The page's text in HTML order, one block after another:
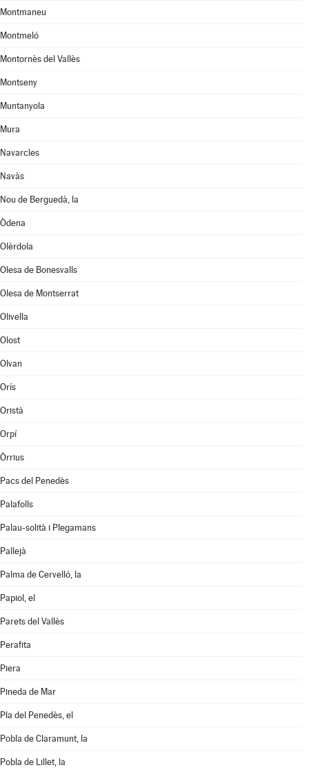
Montmaneu
Montmeló
Montornès del Vallès
Montseny
Muntanyola
Mura
Navarcles
Navàs
Nou de Berguedà, la
Òdena
Olèrdola
Olesa de Bonesvalls
Olesa de Montserrat
Olivella
Olost
Olvan
Orís
Oristà
Orpí
Òrrius
Pacs del Penedès
Palafolls
Palau-solità i Plegamans
Pallejà
Palma de Cervelló, la
Papiol, el
Parets del Vallès
Perafita
Piera
Pineda de Mar
Pla del Penedès, el
Pobla de Claramunt, la
Pobla de Lillet, la